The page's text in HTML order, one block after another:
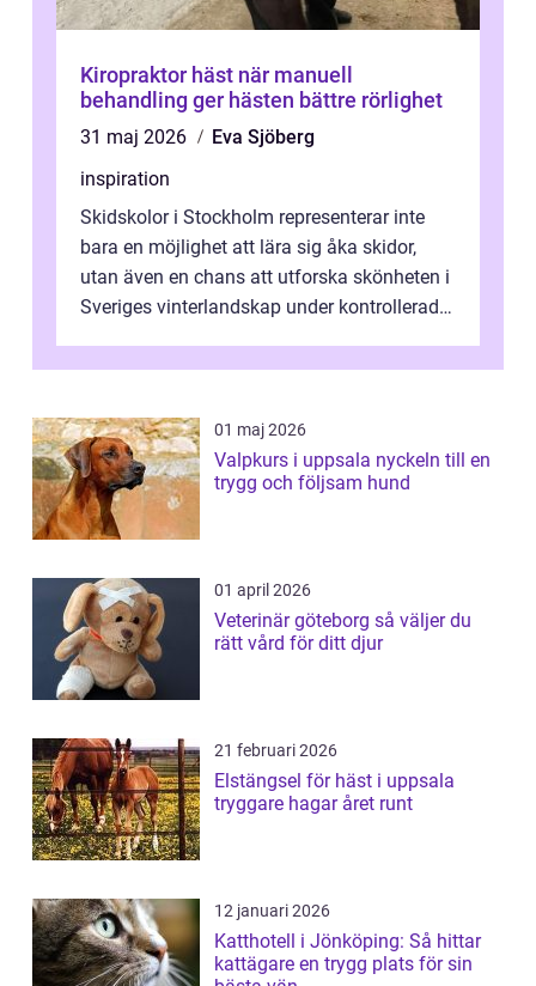
Kiropraktor häst när manuell
behandling ger hästen bättre rörlighet
31 maj 2026
Eva Sjöberg
inspiration
Skidskolor i Stockholm representerar inte
bara en möjlighet att lära sig åka skidor,
utan även en chans att utforska skönheten i
Sveriges vinterlandskap under kontrollerade
01 maj 2026
Valpkurs i uppsala nyckeln till en
trygg och följsam hund
01 april 2026
Veterinär göteborg så väljer du
rätt vård för ditt djur
21 februari 2026
Elstängsel för häst i uppsala
tryggare hagar året runt
12 januari 2026
Katthotell i Jönköping: Så hittar
kattägare en trygg plats för sin